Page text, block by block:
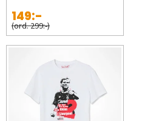
149:-
(ord. 299:-)